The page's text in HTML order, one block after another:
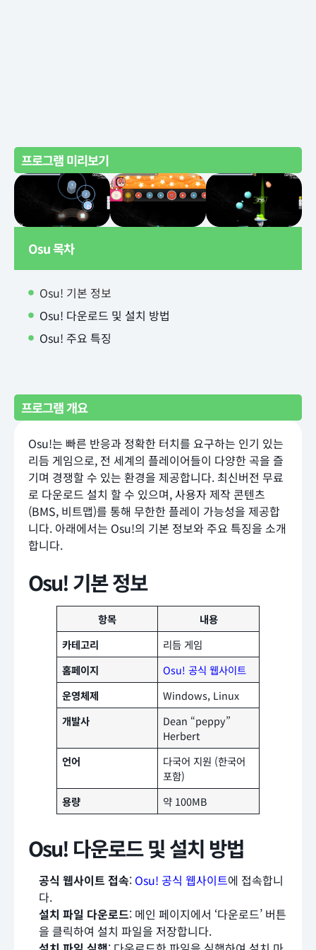
프로그램 미리보기
Osu 목차
Osu! 기본 정보
Osu! 다운로드 및 설치 방법
Osu! 주요 특징
프로그램 개요
Osu!는 빠른 반응과 정확한 터치를 요구하는 인기 있는
리듬 게임으로, 전 세계의 플레이어들이 다양한 곡을 즐
기며 경쟁할 수 있는 환경을 제공합니다. 최신버전 무료
로 다운로드 설치 할 수 있으며, 사용자 제작 콘텐츠
(BMS, 비트맵)를 통해 무한한 플레이 가능성을 제공합
니다. 아래에서는 Osu!의 기본 정보와 주요 특징을 소개
합니다.
Osu! 기본 정보
항목
내용
카테고리
리듬 게임
홈페이지
Osu! 공식 웹사이트
운영체제
Windows, Linux
개발사
Dean “peppy”
Herbert
언어
다국어 지원 (한국어
포함)
용량
약 100MB
Osu! 다운로드 및 설치 방법
공식 웹사이트 접속: Osu! 공식 웹사이트에 접속합니
다.
설치 파일 다운로드: 메인 페이지에서 ‘다운로드’ 버튼
을 클릭하여 설치 파일을 저장합니다.